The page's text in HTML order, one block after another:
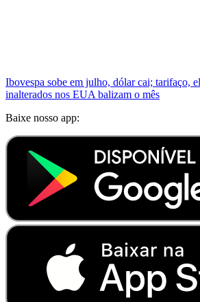
Ibovespa sobe em julho, dólar cai; tarifaço,
inalterados nos EUA balizam o mês
Baixe nosso app: